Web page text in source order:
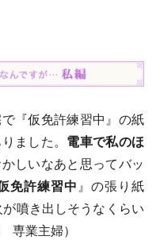
『仮免許練習中』の紙
ました。 電車で私のほ
しいなあと思ってバッ
免許練習中 』の張り紙
噴き出しそうなくらい
専業主婦）